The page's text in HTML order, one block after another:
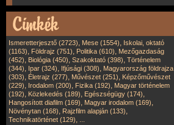
Ismeretterjesztő (2723), Mese (1554), Iskolai, oktató
(1163), Földrajz (751), Politika (610), Mezőgazdaság
(452), Biológia (450), Szakoktató (398), Történelem
(344), Ipar (324), Ifjúsági (308), Magyarország földrajza
(303), Életrajz (277), Művészet (251), Képzőművészet
(229), Irodalom (200), Fizika (192), Magyar történelem
(192), Közlekedés (189), Egészségügy (174),
Hangosított diafilm (169), Magyar irodalom (169),
Növénytan (168), Rajzfilm alapján (133),
Technikatörténet (129),